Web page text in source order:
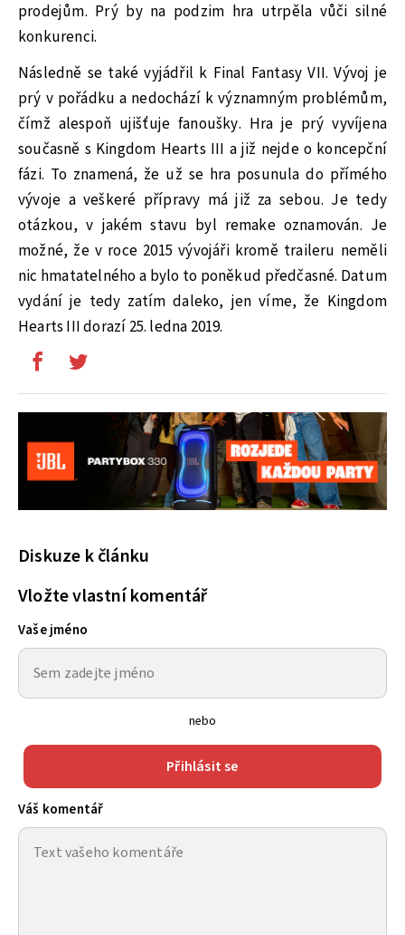
prodejům. Prý by na podzim hra utrpěla vůči silné
konkurenci.
Následně se také vyjádřil k Final Fantasy VII. Vývoj je
prý v pořádku a nedochází k významným problémům,
čímž alespoň ujišťuje fanoušky. Hra je prý vyvíjena
současně s Kingdom Hearts III a již nejde o koncepční
fázi. To znamená, že už se hra posunula do přímého
vývoje a veškeré přípravy má již za sebou. Je tedy
otázkou, v jakém stavu byl remake oznamován. Je
možné, že v roce 2015 vývojáři kromě traileru neměli
nic hmatatelného a bylo to poněkud předčasné. Datum
vydání je tedy zatím daleko, jen víme, že Kingdom
Hearts III dorazí 25. ledna 2019.
Diskuze k článku
Vložte vlastní komentář
Vaše jméno
nebo
Přihlásit se
Váš komentář